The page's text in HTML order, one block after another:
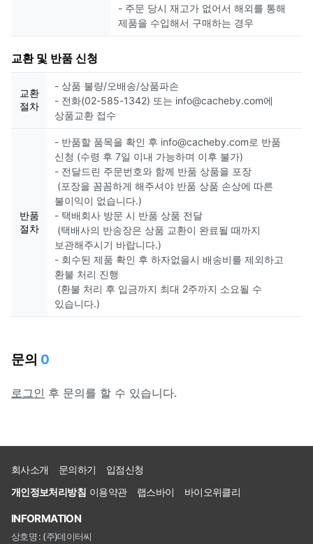
- 주문 당시 재고가 없어서 해외를 통해
제품을 수입해서 구매하는 경우
교환 및 반품 신청
교환
절차
- 상품 불량/오배송/상품파손
- 전화(02-585-1342) 또는 info@cacheby.com에
상품교환 접수
반품
절차
- 반품할 품목을 확인 후 info@cacheby.com로 반품
신청 (수령 후 7일 이내 가능하며 이후 불가)
- 전달드린 주문번호와 함께 반품 상품을 포장
(포장을 꼼꼼하게 해주셔야 반품 상품 손상에 따른
불이익이 없습니다.)
- 택배회사 방문 시 반품 상품 전달
(택배사의 반송장은 상품 교환이 완료될 때까지
보관해주시기 바랍니다.)
- 회수된 제품 확인 후 하자없을시 배송비를 제외하고
환불 처리 진행
(환불 처리 후 입금까지 최대 2주까지 소요될 수
있습니다.)
문의 0
로그인 후 문의를 할 수 있습니다.
회사소개 문의하기
입점신청
개인정보처리방침 이용약관 랩스바이 바이오위클리
INFORMATION
상호명 : (주)데이터씨